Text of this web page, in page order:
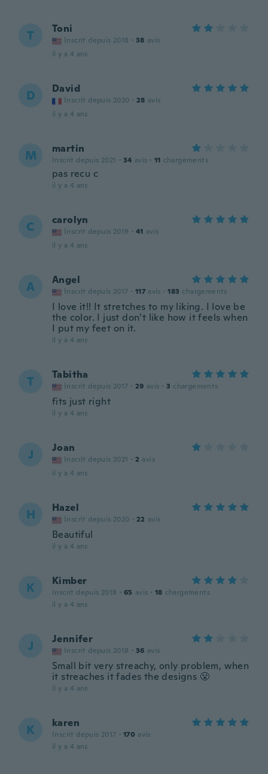
T Toni
Inscrit depuis 2018 · 38 avis
il y a 4 ans
D David
Inscrit depuis 2020 · 28 avis
il y a 4 ans
M martin
Inscrit depuis 2021 · 34 avis · 11 chargements
pas recu c
il y a 4 ans
C carolyn
Inscrit depuis 2019 · 41 avis
il y a 4 ans
A Angel
Inscrit depuis 2017 · 117 avis · 183 chargements
I love it!! It stretches to my liking. I love be
the color. I just don’t like how it feels when
I put my feet on it.
il y a 4 ans
T Tabitha
Inscrit depuis 2017 · 29 avis · 3 chargements
fits just right
il y a 4 ans
J Joan
Inscrit depuis 2021 · 2 avis
il y a 4 ans
H Hazel
Inscrit depuis 2020 · 22 avis
Beautiful
il y a 4 ans
K Kimber
Inscrit depuis 2018 · 65 avis · 18 chargements
il y a 4 ans
J Jennifer
Inscrit depuis 2018 · 36 avis
Small bit very streachy, only problem, when
it streaches it fades the designs 😤
il y a 4 ans
K karen
Inscrit depuis 2017 · 170 avis
il y a 4 ans